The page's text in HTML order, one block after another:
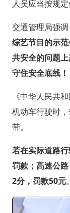
人员应当按规
交通管理局强调
综艺节目的示
共安全的问题
守住安全底线！
《中华人民共
机动车行驶时
带。
若在实际道路
罚款；高速公
2分，罚款50元。